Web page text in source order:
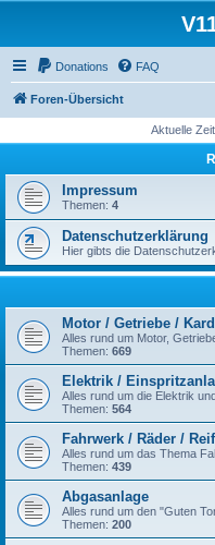
Donations FAQ
Foren-Übersicht
Aktuelle
Impressum
Themen: 4
Datenschutzerklärung
Hier gibts die
Motor / Getriebe /
Alles rund um Motor,
Themen: 669
Elektrik /
Alles rund um die Elektrik
Themen: 564
Fahrwerk / Räder /
Alles rund um das Thema
Themen: 439
Abgasanlage
Alles rund um den "Guten
Themen: 200